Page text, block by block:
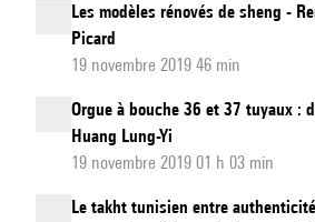
Les modèles rénovés de sheng -
Picard
19 novembre 2019 46 min
Orgue à bouche 36 et 37 tuyaux :
Huang Lung-Yi
19 novembre 2019 01 h 03 min
Le takht tunisien entre